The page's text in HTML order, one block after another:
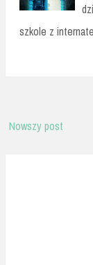
szkole z
Nowszy post